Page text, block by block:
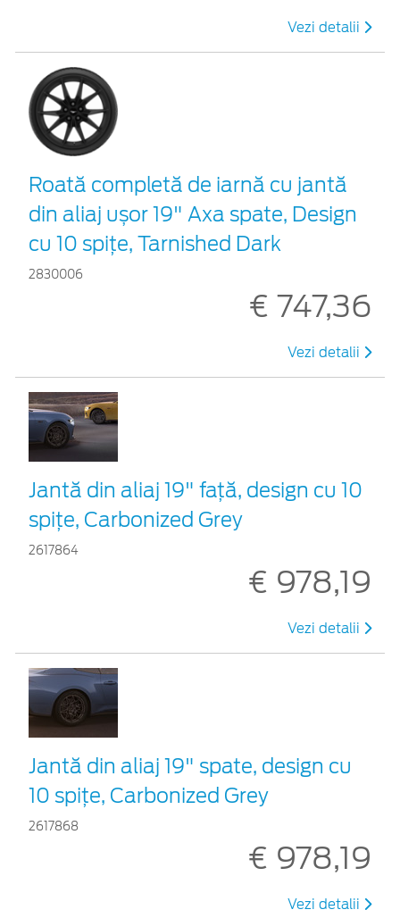
Vezi detalii
Roată completă de iarnă cu jantă
din aliaj ușor 19" Axa spate, Design
cu 10 spițe, Tarnished Dark
2830006
€ 747,36
Vezi detalii
Jantă din aliaj 19" față, design cu 10
spițe, Carbonized Grey
2617864
€ 978,19
Vezi detalii
Jantă din aliaj 19" spate, design cu
10 spițe, Carbonized Grey
2617868
€ 978,19
Vezi detalii